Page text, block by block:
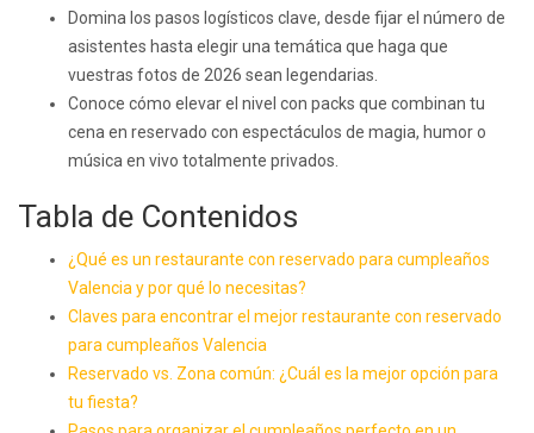
Domina los pasos logísticos clave, desde fijar el número de
asistentes hasta elegir una temática que haga que
vuestras fotos de 2026 sean legendarias.
Conoce cómo elevar el nivel con packs que combinan tu
cena en reservado con espectáculos de magia, humor o
música en vivo totalmente privados.
Tabla de Contenidos
¿Qué es un restaurante con reservado para cumpleaños
Valencia y por qué lo necesitas?
Claves para encontrar el mejor restaurante con reservado
para cumpleaños Valencia
Reservado vs. Zona común: ¿Cuál es la mejor opción para
tu fiesta?